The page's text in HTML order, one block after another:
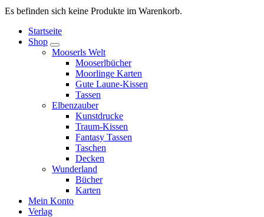
Es befinden sich keine Produkte im Warenkorb.
Startseite
Shop
Mooserls Welt
Mooserlbücher
Moorlinge Karten
Gute Laune-Kissen
Tassen
Elbenzauber
Kunstdrucke
Traum-Kissen
Fantasy Tassen
Taschen
Decken
Wunderland
Bücher
Karten
Mein Konto
Verlag